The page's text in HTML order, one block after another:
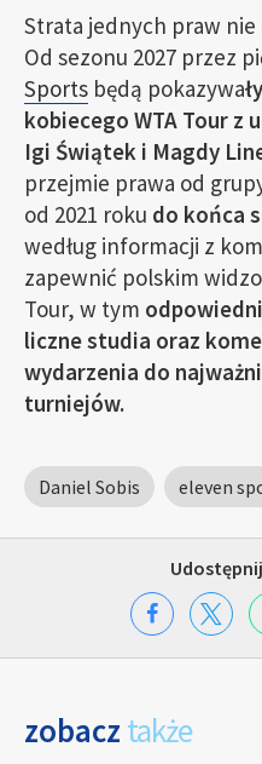
Strata jednych praw
Od sezonu 2027 przez
Sports będą pokazywa
kobiecego WTA Tour z
Igi Świątek i Magdy
przejmie prawa od
od 2021 roku do końca
według informacji z
zapewnić polskim
Tour, w tym
liczne studia oraz
wydarzenia do
turniejów.
Daniel Sobis eleven
zobacz także